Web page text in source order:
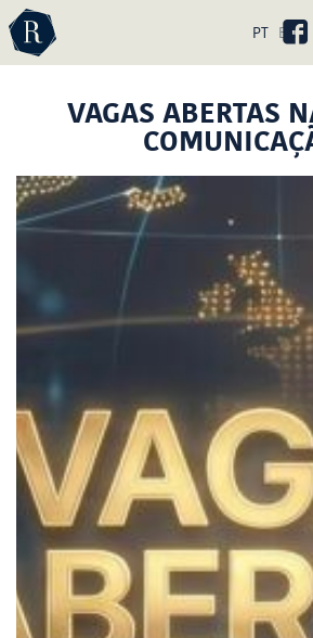
nossa
no
PT EN
VAGAS ABERTAS